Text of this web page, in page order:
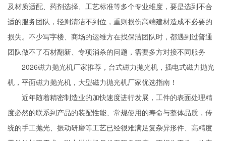
及材质适配、药剂选择、工艺标准等多个专业维度，要是选到不合
适的服务团队，轻则清洁不到位，重则损伤高端建材造成不必要的
损失。不少写字楼、商场的运维方在找保洁团队时，都遇到过普通
团队做不了石材翻新、专项消杀的问题，需要多方对接不同服务
2026磁力抛光机厂家推荐，台式磁力抛光机，插电式磁力抛光
机，平面磁力抛光机，大型磁力抛光机厂家优选指南！
近年随着精密制造业的加快速度进行发展，工件的表面处理精
度必然的联系到产品的装配性能、常规使用的寿命与整体品质，传
统的手工抛光、振动研磨等工艺已经很难满足复杂异形件、高精度